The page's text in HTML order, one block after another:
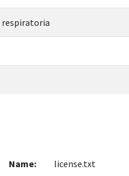
respiratoria
Name:
license.txt